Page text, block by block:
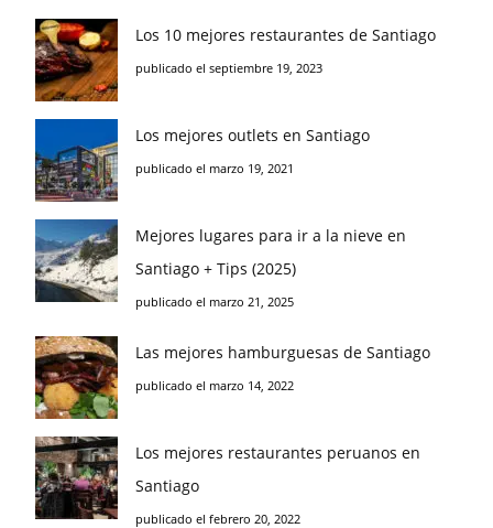
Los 10 mejores restaurantes de Santiago
publicado el septiembre 19, 2023
Los mejores outlets en Santiago
publicado el marzo 19, 2021
Mejores lugares para ir a la nieve en
Santiago + Tips (2025)
publicado el marzo 21, 2025
Las mejores hamburguesas de Santiago
publicado el marzo 14, 2022
Los mejores restaurantes peruanos en
Santiago
publicado el febrero 20, 2022